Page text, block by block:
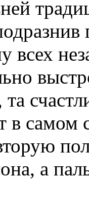
всех
в
а